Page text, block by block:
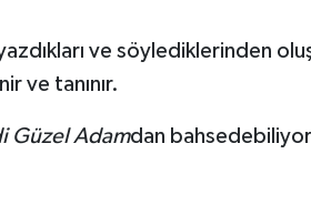
ve söylediklerinden
ve tanınır.
Güzel Adamdan